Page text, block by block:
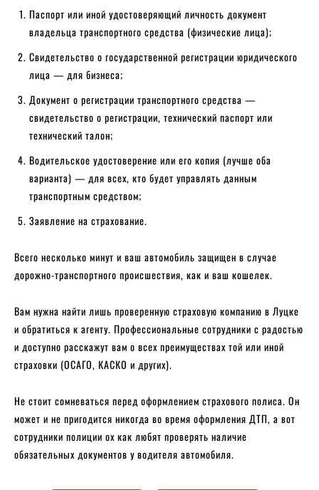
Паспорт или иной удостоверяющий личность документ
владельца транспортного средства (физические лица);
Свидетельство о государственной регистрации юридического
лица — для бизнеса;
Документ о регистрации транспортного средства —
свидетельство о регистрации, технический паспорт или
технический талон;
Водительское удостоверение или его копия (лучше оба
варианта) — для всех, кто будет управлять данным
транспортным средством;
Заявление на страхование.
Всего несколько минут и ваш автомобиль защищен в случае
дорожно-транспортного происшествия, как и ваш кошелек.
Вам нужна найти лишь проверенную страховую компанию в Луцке
и обратиться к агенту. Профессиональные сотрудники с радостью
и доступно расскажут вам о всех преимуществах той или иной
страховки (ОСАГО, КАСКО и других).
Не стоит сомневаться перед оформлением страхового полиса. Он
может и не пригодится никогда во время оформления ДТП, а вот
сотрудники полиции ох как любят проверять наличие
обязательных документов у водителя автомобиля.